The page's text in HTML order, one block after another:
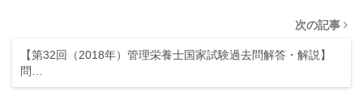
次の記事
【第32回（2018年）管理栄養士国家試験過去問解答・解説】
問…